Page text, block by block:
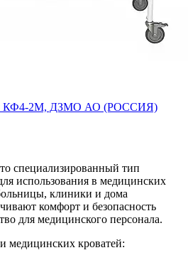
КФ4-2М, ДЗМО АО (РОССИЯ)
специализированный тип
использования в медицинских
клиники и дома
комфорт и безопасность
для медицинского персонала.
медицинских кроватей: